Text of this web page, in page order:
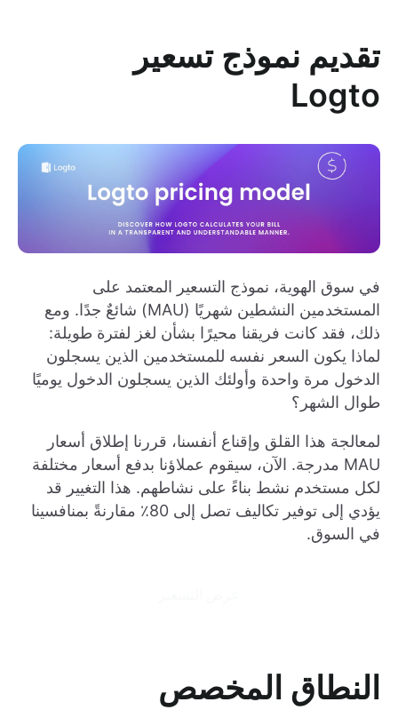
تقديم نموذج تسعير
Logto
في سوق الهوية، نموذج التسعير المعتمد على
المستخدمين النشطين شهريًا (MAU) شائعٌ جدًا. ومع
ذلك، فقد كانت فريقنا محيرًا بشأن لغز لفترة طويلة:
لماذا يكون السعر نفسه للمستخدمين الذين يسجلون
الدخول مرة واحدة وأولئك الذين يسجلون الدخول يوميًا
طوال الشهر؟
لمعالجة هذا القلق وإقناع أنفسنا، قررنا إطلاق أسعار
MAU مدرجة. الآن، سيقوم عملاؤنا بدفع أسعار مختلفة
لكل مستخدم نشط بناءً على نشاطهم. هذا التغيير قد
يؤدي إلى توفير تكاليف تصل إلى 80٪ مقارنةً بمنافسينا
في السوق.
النطاق المخصص